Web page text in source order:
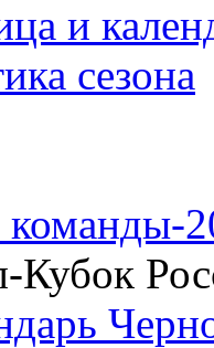
и
сезона
Кубок